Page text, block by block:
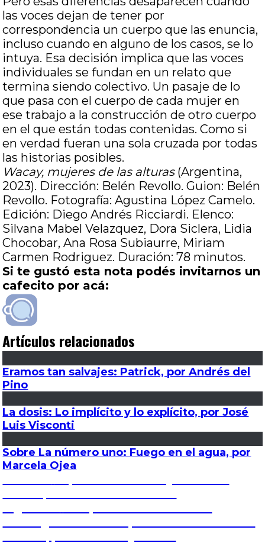
las voces dejan de tener por
correspondencia un cuerpo que las enuncia,
incluso cuando en alguno de los casos, se lo
intuya. Esa decisión implica que las voces
individuales se fundan en un relato que
termina siendo colectivo. Un pasaje de lo
que pasa con el cuerpo de cada mujer en
ese trabajo a la construcción de otro cuerpo
en el que están todas contenidas. Como si
en verdad fueran una sola cruzada por todas
las historias posibles.
Wacay, mujeres de las alturas(Argentina,
2023). Dirección: Belén Revollo. Guion: Belén
Revollo. Fotografía: Agustina López Camelo.
Edición: Diego Andrés Ricciardi. Elenco:
Silvana Mabel Velazquez, Dora Siclera, Lidia
Chocobar, Ana Rosa Subiaurre, Miriam
Carmen Rodriguez. Duración: 78 minutos.
Si te gustó esta nota podés invitarnos un
cafecito por acá:
Artículos relacionados
Eramos tan salvajes: Patrick, por Andrés del
Pino
La dosis: Lo implícito y lo explícito, por José
Luis Visconti
Sobre La número uno: Fuego en el agua, por
Marcela Ojea
Navegación
de
entradas